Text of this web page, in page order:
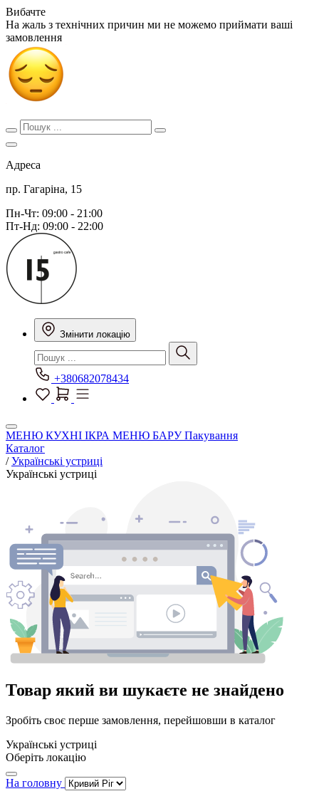
Вибачте
На жаль з технічних причин ми не можемо приймати ваші
замовлення
Адреса
пр. Гагаріна, 15
Пн-Чт: 09:00 - 21:00
Пт-Нд: 09:00 - 22:00
Змінити локацію
+380682078434
МЕНЮ КУХНІ ІКРА МЕНЮ БАРУПакування
Каталог
/ Українські устриці
Українські устриці
Товар який ви шукаєте не знайдено
Зробіть своє перше замовлення, перейшовши в каталог
Українські устриці
Оберіть локацію
На головну